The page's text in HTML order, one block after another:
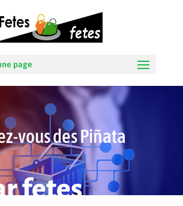
page
vous des Piñata
fetes